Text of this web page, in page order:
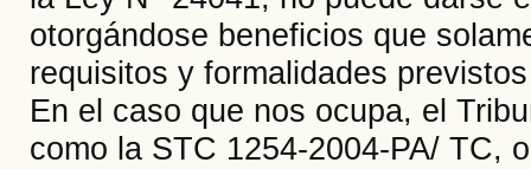
otorgándose beneficios que
requisitos y formalidades
En el caso que nos ocupa, el
como la STC 1254-2004-PA/ TC,